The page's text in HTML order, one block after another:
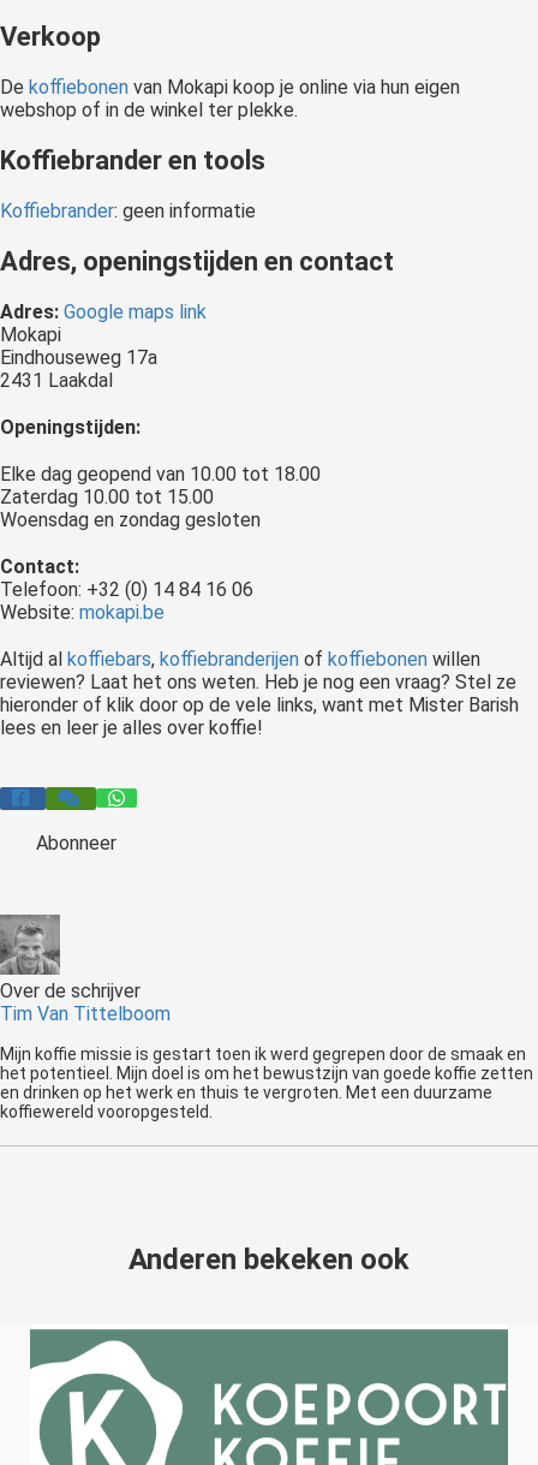
Verkoop
De koffiebonen van Mokapi koop je online via hun eigen
webshop of in de winkel ter plekke.
Koffiebrander en tools
Koffiebrander: geen informatie
Adres, openingstijden en contact
Adres: Google maps link
Mokapi
Eindhouseweg 17a
2431 Laakdal
Openingstijden:
Elke dag geopend van 10.00 tot 18.00
Zaterdag 10.00 tot 15.00
Woensdag en zondag gesloten
Contact:
Telefoon: +32 (0) 14 84 16 06
Website: mokapi.be
Altijd al koffiebars, koffiebranderijen of koffiebonen willen
reviewen? Laat het ons weten. Heb je nog een vraag? Stel ze
hieronder of klik door op de vele links, want met Mister Barish
lees en leer je alles over koffie!
Abonneer
Over de schrijver
Tim Van Tittelboom
Mijn koffie missie is gestart toen ik werd gegrepen door de smaak en
het potentieel. Mijn doel is om het bewustzijn van goede koffie zetten
en drinken op het werk en thuis te vergroten. Met een duurzame
koffiewereld vooropgesteld.
Anderen bekeken ook